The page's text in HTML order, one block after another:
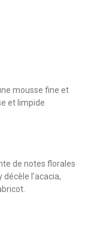
mousse fine et
et limpide
de notes florales
l’acacia,